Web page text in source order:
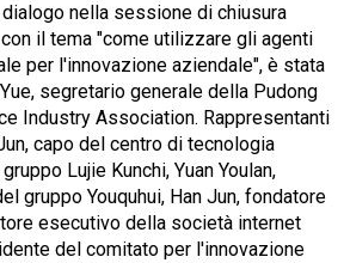
nella sessione di chiusura
il tema "come utilizzare gli agenti
per l'innovazione aziendale", è stata
segretario generale della Pudong
Industry Association. Rappresentanti
capo del centro di tecnologia
Lujie Kunchi, Yuan Youlan,
gruppo Youquhui, Han Jun, fondatore
esecutivo della società internet
del comitato per l'innovazione